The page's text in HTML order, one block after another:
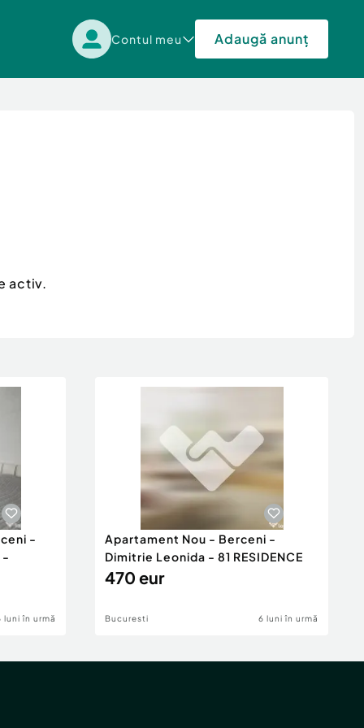
Contul meu Adaugă anunț
activ.
-
-
luni în urmă
Apartament Nou - Berceni -
Dimitrie Leonida - 81 RESIDENCE
470 eur
Bucuresti 6 luni în urmă